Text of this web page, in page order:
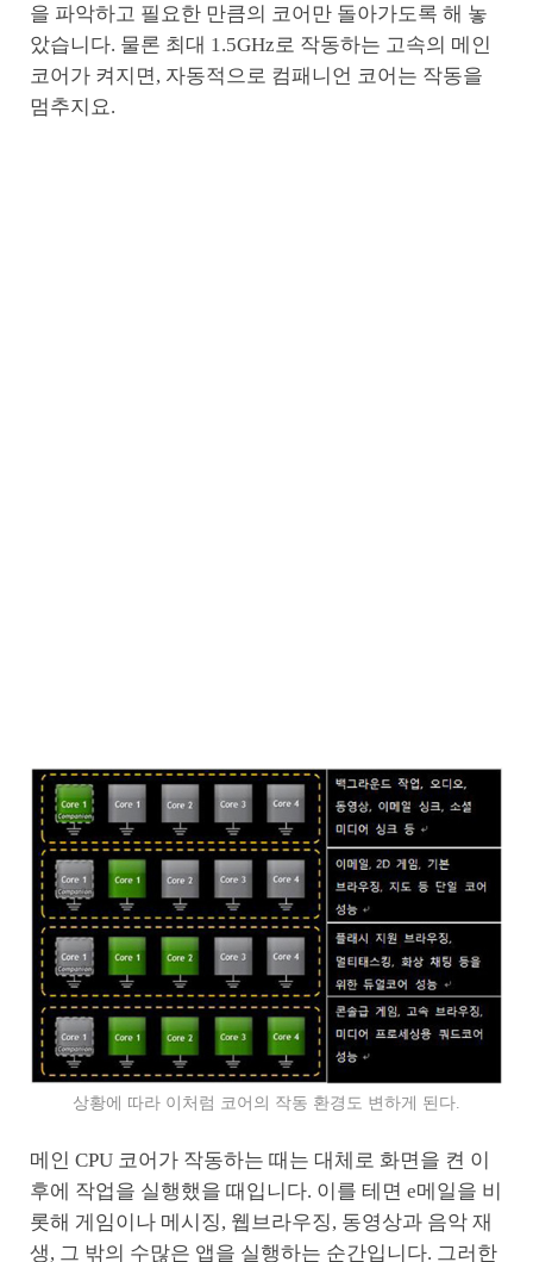
을 파악하고 필요한 만큼의 코어만 돌아가도록 해 놓
았습니다. 물론 최대 1.5GHz로 작동하는 고속의 메인
코어가 켜지면, 자동적으로 컴패니언 코어는 작동을
멈추지요.
상황에 따라 이처럼 코어의 작동 환경도 변하게 된다.
메인 CPU 코어가 작동하는 때는 대체로 화면을 켠 이
후에 작업을 실행했을 때입니다. 이를 테면 e메일을 비
롯해 게임이나 메시징, 웹브라우징, 동영상과 음악 재
생, 그 밖의 수많은 앱을 실행하는 순간입니다. 그러한